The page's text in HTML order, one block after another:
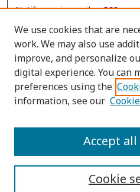
Notify me via email orRSS
Browse
Collections
Disciplines
Authors
We use cookies that are
work. We may also use
improve, and personalize
digital experience. You can
preferences using the
information, see our
Cookie
Accept